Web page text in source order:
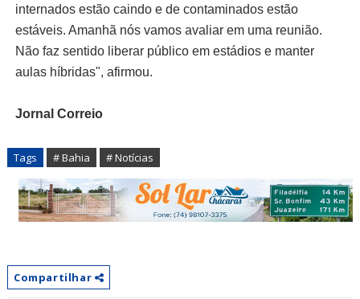
internados estão caindo e de contaminados estão
estáveis. Amanhã nós vamos avaliar em uma reunião.
Não faz sentido liberar público em estádios e manter
aulas híbridas", afirmou.
Jornal Correio
Tags # Bahia # Notícias
Compartilhar